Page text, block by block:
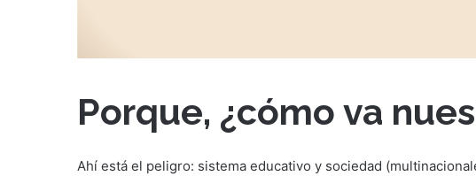
Porque, ¿cómo va
Ahí está el peligro: sistema educativo y sociedad